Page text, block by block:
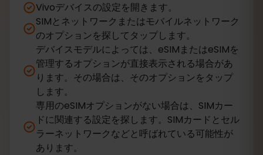
Vivoデバイスの設定を開きます。
SIMとネットワークまたはモバイルネットワーク
のオプションを探してタップします。
デバイスモデルによっては、eSIMまたはeSIMを
管理するオプションが直接表示される場合があ
ります。その場合は、そのオプションをタップ
します。
専用のeSIMオプションがない場合は、SIMカー
ドに関連する設定を探します。SIMカードとセル
ラーネットワークなどと呼ばれている可能性が
あります。